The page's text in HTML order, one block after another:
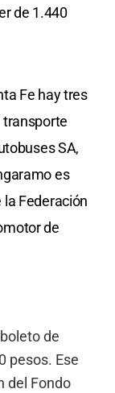
de 1.440
Fe hay tres
SA,
es
Federación
de
de
pesos. Ese
del Fondo